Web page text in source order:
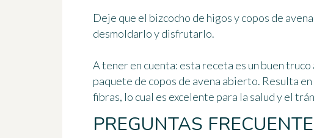
Deje que el bizcocho de higos y copos de
desmoldarlo y disfrutarlo.
A tener en cuenta: esta receta es un buen
paquete de copos de avena abierto. Resulta
fibras, lo cual es excelente para la salud y el
PREGUNTAS